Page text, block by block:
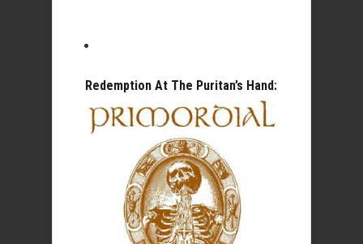
Redemption At The Puritan’s Hand: